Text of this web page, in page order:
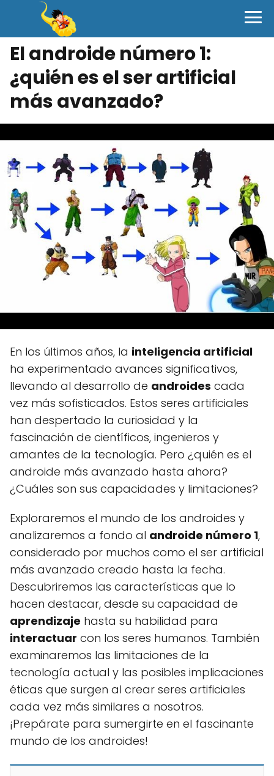
El androide número 1:
¿quién es el ser artificial
más avanzado?
En los últimos años, la inteligencia artificial
ha experimentado avances significativos,
llevando al desarrollo de androides cada
vez más sofisticados. Estos seres artificiales
han despertado la curiosidad y la
fascinación de científicos, ingenieros y
amantes de la tecnología. Pero ¿quién es el
androide más avanzado hasta ahora?
¿Cuáles son sus capacidades y limitaciones?
Exploraremos el mundo de los androides y
analizaremos a fondo al androide número 1,
considerado por muchos como el ser artificial
más avanzado creado hasta la fecha.
Descubriremos las características que lo
hacen destacar, desde su capacidad de
aprendizaje hasta su habilidad para
interactuar con los seres humanos. También
examinaremos las limitaciones de la
tecnología actual y las posibles implicaciones
éticas que surgen al crear seres artificiales
cada vez más similares a nosotros.
¡Prepárate para sumergirte en el fascinante
mundo de los androides!